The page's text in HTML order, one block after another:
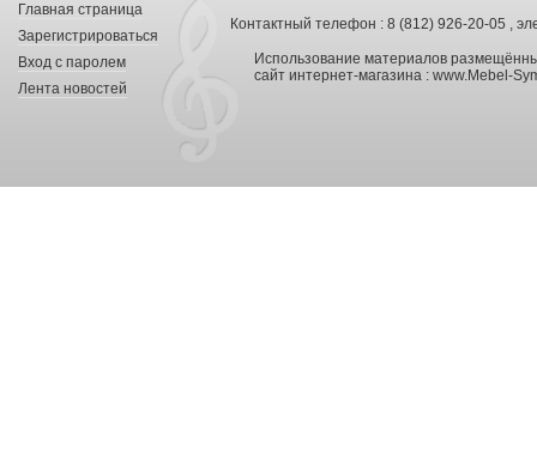
Главная страница
Зарегистрироваться
Вход с паролем
Лента новостей
Контактный телефон : 8 (812) 926-20-05 ,
Использование материалов
сайт интернет-магазина : www.Mebel-